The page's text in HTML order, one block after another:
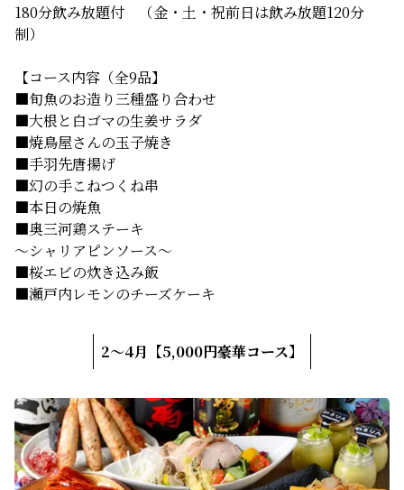
180分飲み放題付　（金・土・祝前日は飲み放題120分
制）
【コース内容（全9品】
■旬魚のお造り三種盛り合わせ
■大根と白ゴマの生姜サラダ
■焼鳥屋さんの玉子焼き
■手羽先唐揚げ
■幻の手こねつくね串
■本日の焼魚
■奥三河鶏ステーキ
～シャリアピンソース～
■桜エビの炊き込み飯
■瀬戸内レモンのチーズケーキ
2～4月【5,000円豪華コース】